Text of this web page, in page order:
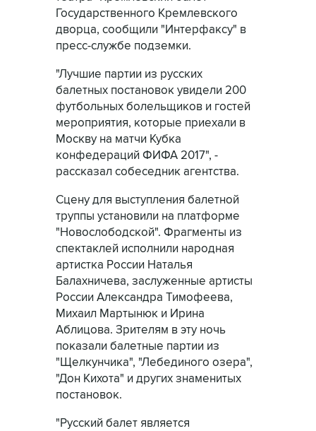
Государственного Кремлевского
дворца, сообщили "Интерфаксу" в
пресс-службе подземки.
"Лучшие партии из русских
балетных постановок увидели 200
футбольных болельщиков и гостей
мероприятия, которые приехали в
Москву на матчи Кубка
конфедераций ФИФА 2017", -
рассказал собеседник агентства.
Сцену для выступления балетной
труппы установили на платформе
"Новослободской". Фрагменты из
спектаклей исполнили народная
артистка России Наталья
Балахничева, заслуженные артисты
России Александра Тимофеева,
Михаил Мартынюк и Ирина
Аблицова. Зрителям в эту ночь
показали балетные партии из
"Щелкунчика", "Лебединого озера",
"Дон Кихота" и других знаменитых
постановок.
"Русский балет является